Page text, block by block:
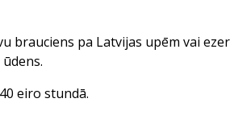
brauciens pa Latvijas upēm vai
eiro stundā.